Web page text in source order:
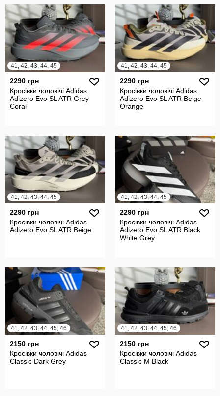
41, 42, 43, 44, 45
2290 грн
Кросівки чоловічі Adidas
Adizero Evo SL ATR Grey
Coral
41, 42, 43, 44, 45
2290 грн
Кросівки чоловічі Adidas
Adizero Evo SL ATR Beige
Orange
41, 42, 43, 44, 45
2290 грн
Кросівки чоловічі Adidas
Adizero Evo SL ATR Beige
41, 42, 43, 44, 45
2290 грн
Кросівки чоловічі Adidas
Adizero Evo SL ATR Black
White Grey
41, 42, 43, 44, 45, 46
2150 грн
Кросівки чоловічі Adidas
Classic Dark Grey
41, 42, 43, 44, 45, 46
2150 грн
Кросівки чоловічі Adidas
Classic M Black